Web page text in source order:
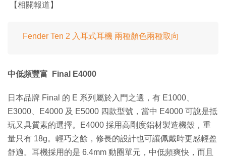
【相關報道】
Fender Ten 2 入耳式耳機 兩種顏色兩種取向
中低頻豐富 Final E4000
日本品牌 Final 的 E 系列屬於入門之選，有 E1000、
E3000、E4000 及 E5000 四款型號，當中 E4000 可說是抵
玩又具質素的選擇。E4000 採用高剛度鋁材製造機殼，重
量只有 18g。輕巧之餘，修長的設計也可讓佩戴時更感輕盈
舒適。耳機採用的是 6.4mm 動圈單元，中低頻爽快，而且